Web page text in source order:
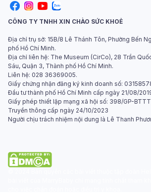
CÔNG TY TNHH XIN CHÀO SỨC KHOẺ
Địa chỉ trụ sở: 15B/8 Lê Thánh Tôn, Phường Bến
phố Hồ Chí Minh.
Địa chỉ liên hệ: The Museum (CirCo), 28 Trần
Sáu, Quận 3, Thành phố Hồ Chí Minh.
Liên hệ: 028 36369005.
Giấy chứng nhận đăng ký kinh doanh số:
Đầu tư thành phố Hồ Chí Minh cấp ngày 21/08/
Giấy phép thiết lập mạng xã hội số: 398/GP-
Truyền thông cấp ngày 24/10/2023
Người chịu trách nhiệm nội dung là Lê Thanh